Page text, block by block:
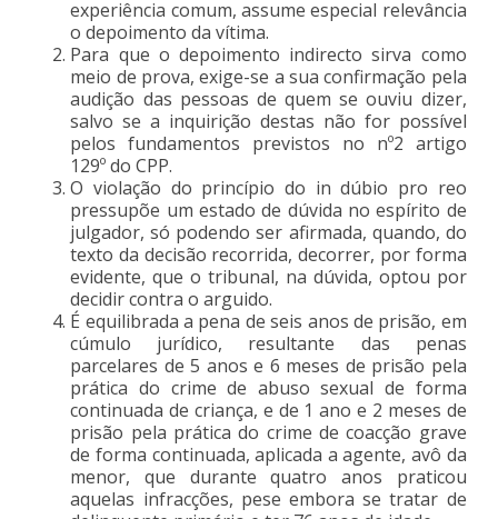
experiência comum, assume especial relevância
o depoimento da vítima.
Para que o depoimento indirecto sirva como
meio de prova, exige-se a sua confirmação pela
audição das pessoas de quem se ouviu dizer,
salvo se a inquirição destas não for possível
pelos fundamentos previstos no nº2 artigo
129º do CPP.
O violação do princípio do in dúbio pro reo
pressupõe um estado de dúvida no espírito de
julgador, só podendo ser afirmada, quando, do
texto da decisão recorrida, decorrer, por forma
evidente, que o tribunal, na dúvida, optou por
decidir contra o arguido.
É equilibrada a pena de seis anos de prisão, em
cúmulo jurídico, resultante das penas
parcelares de 5 anos e 6 meses de prisão pela
prática do crime de abuso sexual de forma
continuada de criança, e de 1 ano e 2 meses de
prisão pela prática do crime de coacção grave
de forma continuada, aplicada a agente, avô da
menor, que durante quatro anos praticou
aquelas infracções, pese embora se tratar de